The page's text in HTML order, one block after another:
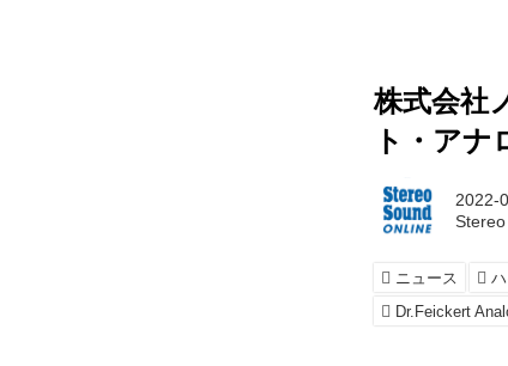
株式会社
ト・アナ
2022-
ニュース
Dr.Feickert